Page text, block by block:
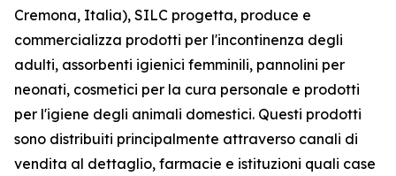
Cremona, Italia), SILC progetta, produce e
commercializza prodotti per l'incontinenza degli
adulti, assorbenti igienici femminili, pannolini per
neonati, cosmetici per la cura personale e prodotti
per l'igiene degli animali domestici. Questi prodotti
sono distribuiti principalmente attraverso canali di
vendita al dettaglio, farmacie e istituzioni quali case